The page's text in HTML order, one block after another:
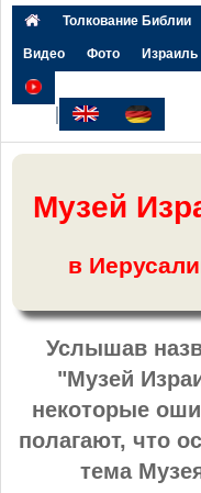
Толкование Библии
Видео Фото Израиль
|
Музей
в
Услышав
"Музей
некоторые
полагают, что
тема